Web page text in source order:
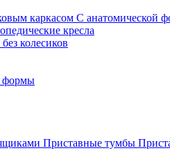
каркасом С анатомической
кресла
колесиков
формы
Приставные тумбы